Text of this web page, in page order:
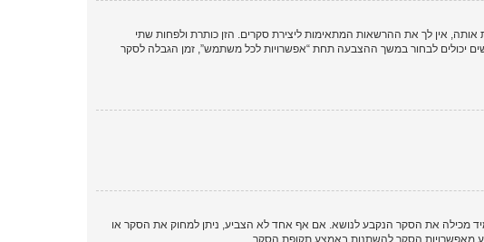
אין לך את ההרשאות המתאימות ליצירת סקרים. הזן כותרת ולפחות שתי
יכולים לבחור במשך ההצבעה תחת “אפשרויות לכל משתמש”, זמן הגבלה לסקר
מכילה את הסקר הנקבע לנושא. אם אף אחד לא הצביע, ניתן למחוק את הסקר או
מאפשרויות הסקר להשתנות באמצע תקופת הסקר.